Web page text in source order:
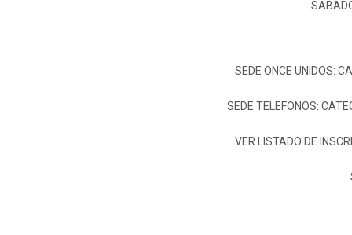
SEDE ONCE UNIDOS:
SEDE TELEFONOS:
VER LISTADO DE